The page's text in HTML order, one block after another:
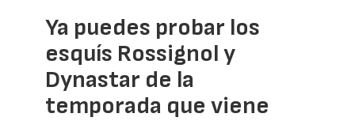
Ya puedes probar los
esquís Rossignol y
Dynastar de la
temporada que viene